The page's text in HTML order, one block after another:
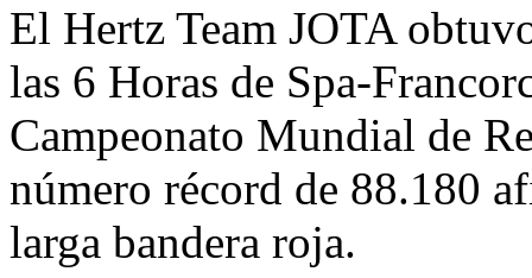
El Hertz Team JOTA
las 6 Horas de Spa-
Campeonato Mundial de
número récord de 88.180
larga bandera roja.